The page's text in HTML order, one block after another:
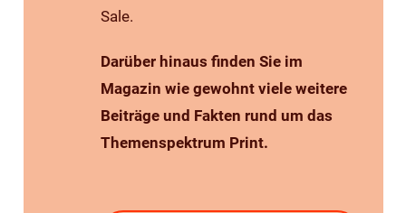
Sale.
Darüber hinaus finden Sie im
Magazin wie gewohnt viele weitere
Beiträge und Fakten rund um das
Themenspektrum Print.